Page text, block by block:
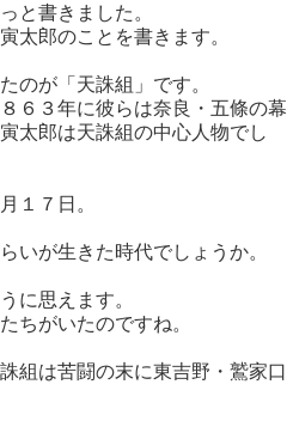
と書きました。
太郎のことを書きます。
のが「天誅組」です。
６３年に彼らは奈良・五條の幕
太郎は天誅組の中心人物でし
１７日。
いが生きた時代でしょうか。
に思えます。
ちがいたのですね。
組は苦闘の末に東吉野・鷲家口